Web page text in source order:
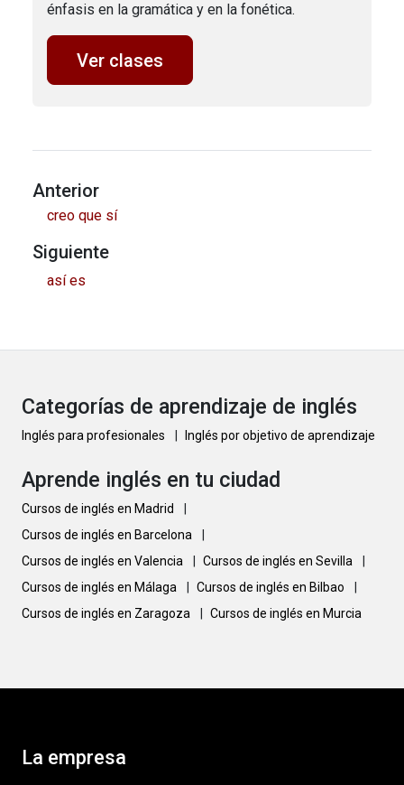
énfasis en la gramática y en la fonética.
Ver clases
Anterior
creo que sí
Siguiente
así es
Categorías de aprendizaje de inglés
Inglés para profesionales Inglés por objetivo de aprendizaje
Aprende inglés en tu ciudad
Cursos de inglés en Madrid
Cursos de inglés en Barcelona
Cursos de inglés en Valencia
Cursos de inglés en Sevilla
Cursos de inglés en Málaga
Cursos de inglés en Bilbao
Cursos de inglés en Zaragoza
Cursos de inglés en Murcia
La empresa